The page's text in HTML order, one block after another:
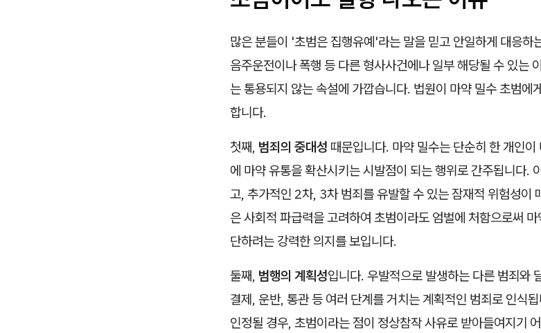
많은 분들이 '초범은 집행유예'라는 말을 믿고 안일하게 대응하
음주운전이나 폭행 등 다른 형사사건에나 일부 해당될 수 있는
는 통용되지 않는 속설에 가깝습니다. 법원이 마약 밀수 초범에
합니다.
첫째, 범죄의 중대성 때문입니다. 마약 밀수는 단순히 한 개인
에 마약 유통을 확산시키는 시발점이 되는 행위로 간주됩니다.
고, 추가적인 2차, 3차 범죄를 유발할 수 있는 잠재적 위험성이
은 사회적 파급력을 고려하여 초범이라도 엄벌에 처함으로써
단하려는 강력한 의지를 보입니다.
둘째, 범행의 계획성입니다. 우발적으로 발생하는 다른 범죄와
결제, 운반, 통관 등 여러 단계를 거치는 계획적인 범죄로 인식
인정될 경우, 초범이라는 점이 정상참작 사유로 받아들여지기